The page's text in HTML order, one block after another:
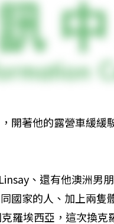
開著他的露營車緩緩
、還有他澳洲男
國家的人、加上兩隻
羅埃西亞，這次換克